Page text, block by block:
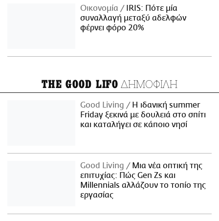
Οικονομία
IRIS: Πότε μία
συναλλαγή μεταξύ αδελφών
φέρνει φόρο 20%
THE GOOD LIFO ΔΗΜΟΦΙΛΗ
Good Living
Η ιδανική summer
Friday ξεκινά με δουλειά στο σπίτι
και καταλήγει σε κάποιο νησί
Good Living
Μια νέα οπτική της
επιτυχίας: Πώς Gen Zs και
Millennials αλλάζουν το τοπίο της
εργασίας